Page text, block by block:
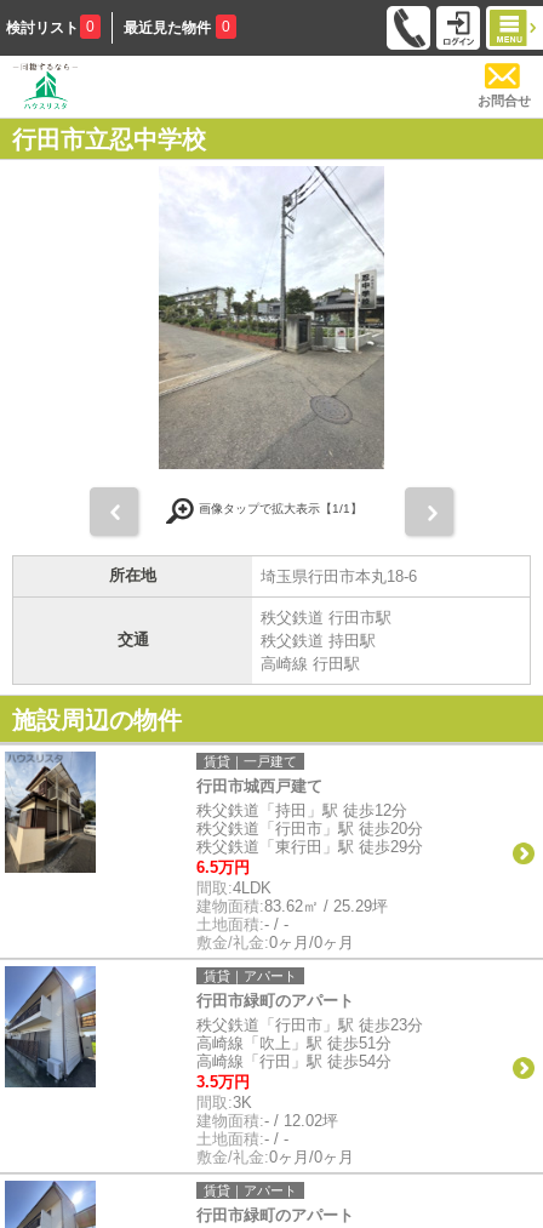
検討リスト 0 最近見た物件 0
お問合せ
行田市立忍中学校
画像タップで拡大表示【1/1】
所在地 埼玉県行田市本丸18-6
交通
秩父鉄道 行田市駅
秩父鉄道 持田駅
高崎線 行田駅
施設周辺の物件
賃貸｜一戸建て
行田市城西戸建て
秩父鉄道「持田」駅 徒歩12分
秩父鉄道「行田市」駅 徒歩20分
秩父鉄道「東行田」駅 徒歩29分
6.5万円
間取:4LDK
建物面積:83.62㎡ / 25.29坪
土地面積:- / -
敷金/礼金:0ヶ月/0ヶ月
賃貸｜アパート
行田市緑町のアパート
秩父鉄道「行田市」駅 徒歩23分
高崎線「吹上」駅 徒歩51分
高崎線「行田」駅 徒歩54分
3.5万円
間取:3K
建物面積:- / 12.02坪
土地面積:- / -
敷金/礼金:0ヶ月/0ヶ月
賃貸｜アパート
行田市緑町のアパート